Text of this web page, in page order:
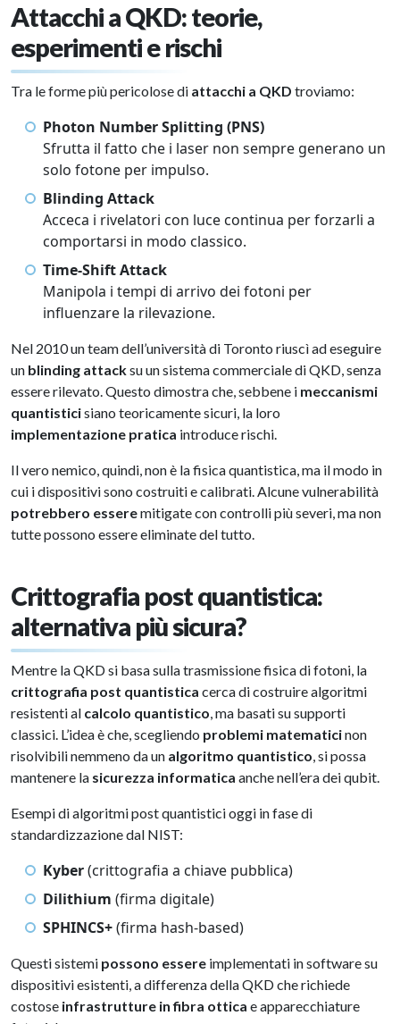
Attacchi a QKD: teorie,
esperimenti e rischi
Tra le forme più pericolose di attacchi a QKD troviamo:
Photon Number Splitting (PNS)
Sfrutta il fatto che i laser non sempre generano un
solo fotone per impulso.
Blinding Attack
Acceca i rivelatori con luce continua per forzarli a
comportarsi in modo classico.
Time-Shift Attack
Manipola i tempi di arrivo dei fotoni per
influenzare la rilevazione.
Nel 2010 un team dell’università di Toronto riuscì ad eseguire
un blinding attacksu un sistema commerciale di QKD, senza
essere rilevato. Questo dimostra che, sebbene i meccanismi
quantisticisiano teoricamente sicuri, la loro
implementazione pratica introduce rischi.
Il vero nemico, quindi, non è la fisica quantistica, ma il modo in
cui i dispositivi sono costruiti e calibrati. Alcune vulnerabilità
potrebbero esseremitigate con controlli più severi, ma non
tutte possono essere eliminate del tutto.
Crittografia post quantistica:
alternativa più sicura?
Mentre la QKD si basa sulla trasmissione fisica di fotoni, la
crittografia post quantistica cerca di costruire algoritmi
resistenti al calcolo quantistico, ma basati su supporti
classici. L’idea è che, scegliendo problemi matematicinon
risolvibili nemmeno da un algoritmo quantistico, si possa
mantenere la sicurezza informatica anche nell’era dei qubit.
Esempi di algoritmi post quantistici oggi in fase di
standardizzazione dal NIST:
Kyber(crittografia a chiave pubblica)
Dilithium (firma digitale)
SPHINCS+(firma hash-based)
Questi sistemi possono essere implementati in software su
dispositivi esistenti, a differenza della QKD che richiede
costose infrastrutture in fibra ottica e apparecchiature